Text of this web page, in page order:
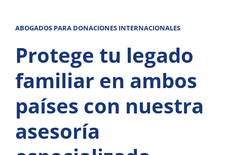
ABOGADOS PARA DONACIONES INTERNACIONALES
Protege tu legado
familiar en ambos
países con nuestra
asesoría